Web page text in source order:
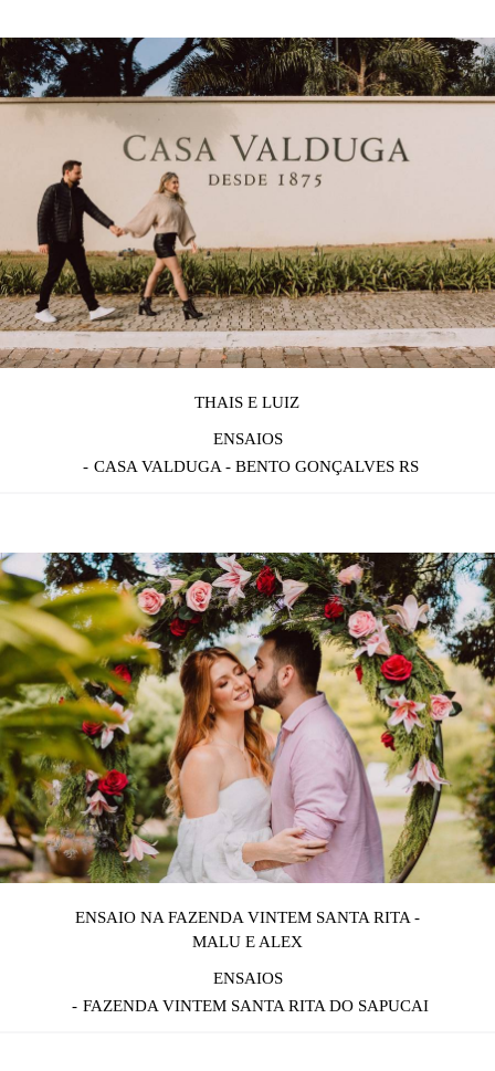
THAIS E LUIZ
ENSAIOS
CASA VALDUGA - BENTO GONÇALVES RS
ENSAIO NA FAZENDA VINTEM SANTA RITA -
MALU E ALEX
ENSAIOS
FAZENDA VINTEM SANTA RITA DO SAPUCAI